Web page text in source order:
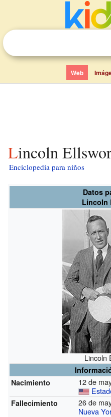
Web
Lincoln
Enciclopedia para niños
Datos
Lincoln
Lincoln
Nacimiento
12 de
Fallecimiento
26 de
Nueva